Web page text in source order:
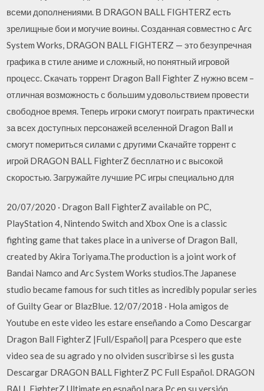
всеми дополнениями. В DRAGON BALL FIGHTERZ есть
зрелищные бои и могучие воины. Созданная совместно с Arc
System Works, DRAGON BALL FIGHTERZ — это безупречная
графика в стиле аниме и сложный, но понятный игровой
процесс. Скачать торрент Dragon Ball Fighter Z нужно всем –
отличная возможность с большим удовольствием провести
свободное время. Теперь игроки смогут поиграть практически
за всех доступных персонажей вселенной Dragon Ball и
смогут помериться силами с другими Скачайте торрент с
игрой DRAGON BALL FighterZ бесплатно и с высокой
скоростью. Загружайте лучшие PC игры специально для
20/07/2020 · Dragon Ball FighterZ available on PC,
PlayStation 4, Nintendo Switch and Xbox One is a classic
fighting game that takes place in a universe of Dragon Ball,
created by Akira Toriyama.The production is a joint work of
Bandai Namco and Arc System Works studios.The Japanese
studio became famous for such titles as incredibly popular series
of Guilty Gear or BlazBlue. 12/07/2018 · Hola amigos de
Youtube en este video les estare enseñando a Como Descargar
Dragon Ball FighterZ |Full/Español| para Pcespero que este
video sea de su agrado y no olviden suscribirse si les gusta
Descargar DRAGON BALL FighterZ PC Full Español. DRAGON
BALL FighterZ Ultimate en español para Pc en su versión